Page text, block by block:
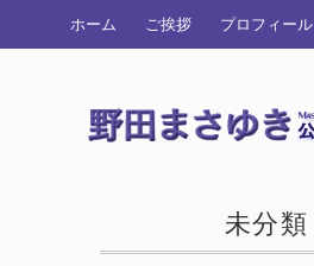
ホーム ご挨拶 プロフィール
未分類